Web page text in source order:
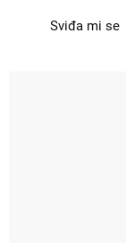
Sviđa mi se